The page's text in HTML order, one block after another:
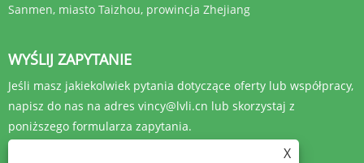
Sanmen, miasto Taizhou, prowincja Zhejiang
WYŚLIJ ZAPYTANIE
Jeśli masz jakiekolwiek pytania dotyczące oferty lub współpracy,
napisz do nas na adres vincy@lvli.cn lub skorzystaj z
poniższego formularza zapytania.
X